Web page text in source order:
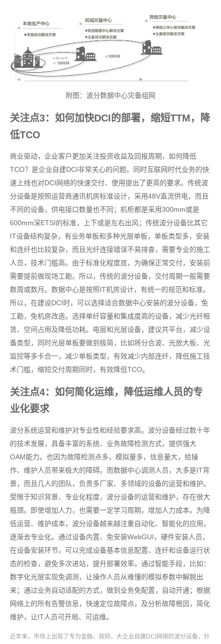
附图：波分数据中心灾备组网
关注点3：如何加快DCI的部署，缩短TTM，降
低TCO
商业驱动，企业客户更加关注投资收益及回报周期，如何降低
TCO？是企业自建DCI非常关心的问题。同时互联网时代业务的快
速上线也对DCI网络的快速交付、使用提出了更高的要求。传统波
分设备是按照运营商通讯机房标准设计，采用48V直流供电，而且
不同的设备，供电接口数量也不同；机柜都是采用300mm或是
600mm深ETSI的标准，上下或是左右出风；传统波分设备比其它
IT设备结构复杂，有业务单板和多种光层单板，单板类型多，安装
和连纤也比较复杂，而且光纤连接错误不易排查，需要专业的施工
人员，技术门槛高。由于标准化程度底，为确保正常交付，安装前
需要提前做现场工勘。所以，传统的波分设备，交付周期一般需要
数周或数月。数据中心是按照IT机房设计，有统一的规范和标准。
所以，在建设DCI时，可以选择适合数据中心安装的波分设备，免
工勘，免机房改造。选择单纤容量和集成度高的设备，减少光纤租
赁、空间占用及降低功耗。电层和光层设备，建议共平台，减少设
备类型，同时光层单板要做到极简，比如将分合波、光放大板、光
监控等多卡合一，减少单板类型，有效减少内部连纤，降低施工技
术门槛，缩短交付周期同时，有效降低TCO。
关注点4：如何简化运维，降低运维人员的专
业化要求
波分系统运营和维护对专业性和经验要求高。波分设备经过数十年
的技术发展，具备丰富的系统、业务故障检测方式，提供强大
OAM能力。也因为故障检测点多，模拟量多，信息量大，给操
作、维护人员带来极大的障碍。而数据中心调测人员，大多是IT背
景，而且几人的团队，负责多厂家、多领域的设备的运营和维护。
受限于知识背景、专业化程度，波分设备的运营和维护，存在很大
瓶颈。即使增加人力，也需要一定学习周期，增加人力成本。为降
低运营、维护成本，波分设备越来越注重自动化、智能化的应用，
逐渐去专业化。通过设备内置、免安装WebGUI，硬件安装人员，
在设备安装环节，可以完成设备基本信息配置、连纤和设备运行状
态的检查，避免多次进站，提升部署效率。通过智能手段，比如：
数字化光层实现免调测，让操作人员从难懂的模拟参数中解脱出
来；通过业务自动适配的方式，做到业务免配置，自动开通；根据
网络上的所有告警信息，快速定位故障点，及分析故障根因，简化
维护，让IT人员可开局、可运维。
近年来，市场上出现了专为金融、政府、大企业自建DCI网络的波分设备，针